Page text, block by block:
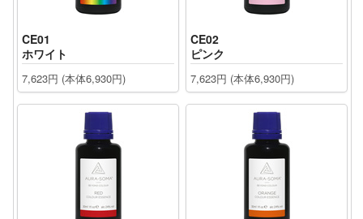
CE01
ホワイト
7,623円 (本体6,930円)
CE02
ピンク
7,623円 (本体6,930円)